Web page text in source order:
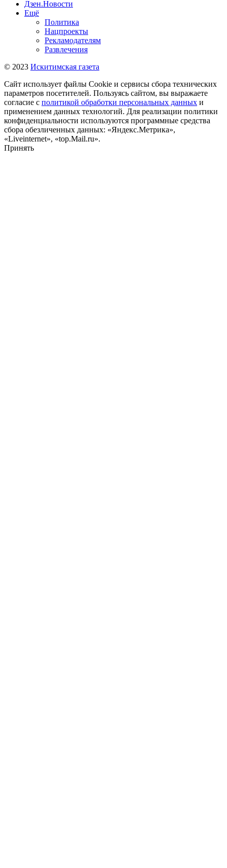
Дзен.Новости
Ещё
Политика
Нацпроекты
Рекламодателям
Развлечения
© 2023 Искитимская газета
Сайт использует файлы Cookie и сервисы сбора технических
параметров посетителей. Пользуясь сайтом, вы выражаете
согласие с политикой обработки персональных данных и
применением данных технологий. Для реализации политики
конфиденциальности используются программные средства
сбора обезличенных данных: «Яндекс.Метрика»,
«Liveinternet», «top.Mail.ru».
Принять